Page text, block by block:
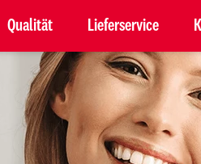
Qualität Lieferservice